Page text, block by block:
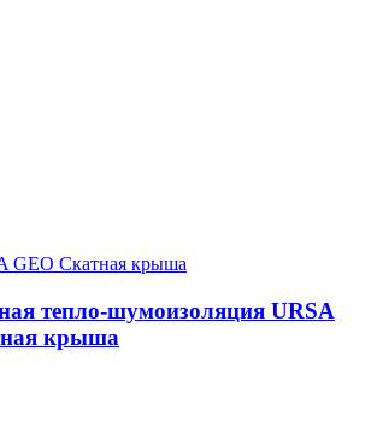
тепло-шумоизоляция URSA
крыша